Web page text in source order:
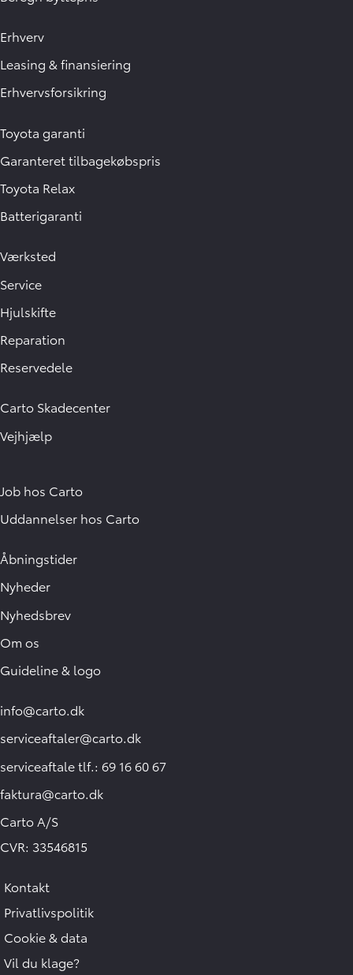
Erhverv
Leasing & finansiering
Erhvervsforsikring
Toyota garanti
Garanteret tilbagekøbspris
Toyota Relax
Batterigaranti
Værksted
Service
Hjulskifte
Reparation
Reservedele
Carto Skadecenter
Vejhjælp
Job hos Carto
Uddannelser hos Carto
Åbningstider
Nyheder
Nyhedsbrev
Om os
Guideline & logo
info@carto.dk
serviceaftaler@carto.dk
serviceaftale tlf.: 69 16 60 67
faktura@carto.dk
Carto A/S
CVR: 33546815
Kontakt
Privatlivspolitik
Cookie & data
Vil du klage?